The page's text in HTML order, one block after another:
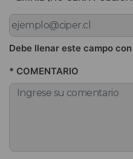
Debe llenar este campo
* COMENTARIO